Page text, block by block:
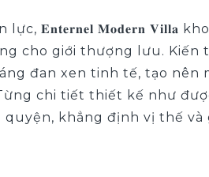
𝐄𝐧𝐭𝐞𝐫𝐧𝐞𝐥 𝐌𝐨𝐝𝐞𝐫𝐧 𝐕𝐢𝐥𝐥𝐚
cho giới thượng lưu. Kiến
đan xen tinh tế, tạo nên
chi tiết thiết kế như
quyện, khẳng định vị thế